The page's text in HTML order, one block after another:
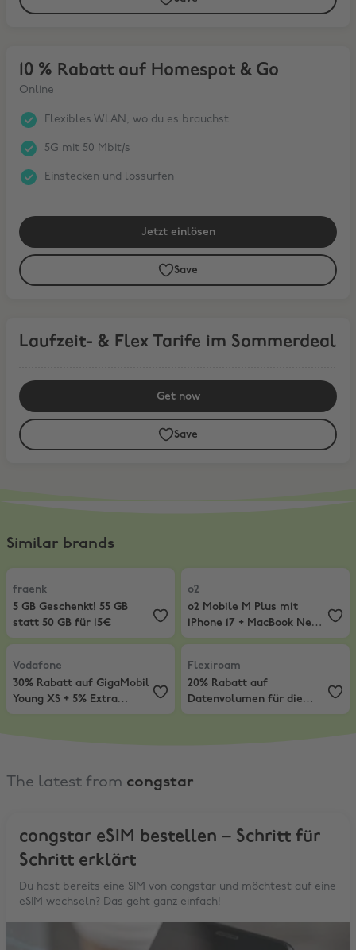
10 % Rabatt auf Homespot & Go
Online
Flexibles WLAN, wo du es brauchst
5G mit 50 Mbit/s
Einstecken und lossurfen
Jetzt einlösen
Save
Laufzeit- & Flex Tarife im Sommerdeal
Get now
Save
Similar brands
fraenk
5 GB Geschenkt! 55 GB statt 50 GB für 15€
fraenk
5 GB Geschenkt! 55 GB
statt 50 GB für 15€
o2
o2 Mobile M Plus mit iPhone
o2
o2 Mobile M Plus mit
iPhone 17 + MacBook Neo +
40€ Gutschein
Vodafone
30% Rabatt auf GigaMobil Young XS + 5% Extra Rabatt
Vodafone
30% Rabatt auf GigaMobil
Young XS + 5% Extra
Rabatt
Flexiroam
20% Rabatt auf
Flexiroam
20% Rabatt auf
Datenvolumen für die
Reise
The latest from congstar
congstar eSIM bestellen – Schritt für
Schritt erklärt
Du hast bereits eine SIM von congstar und möchtest auf eine
eSIM wechseln? Das geht ganz einfach!